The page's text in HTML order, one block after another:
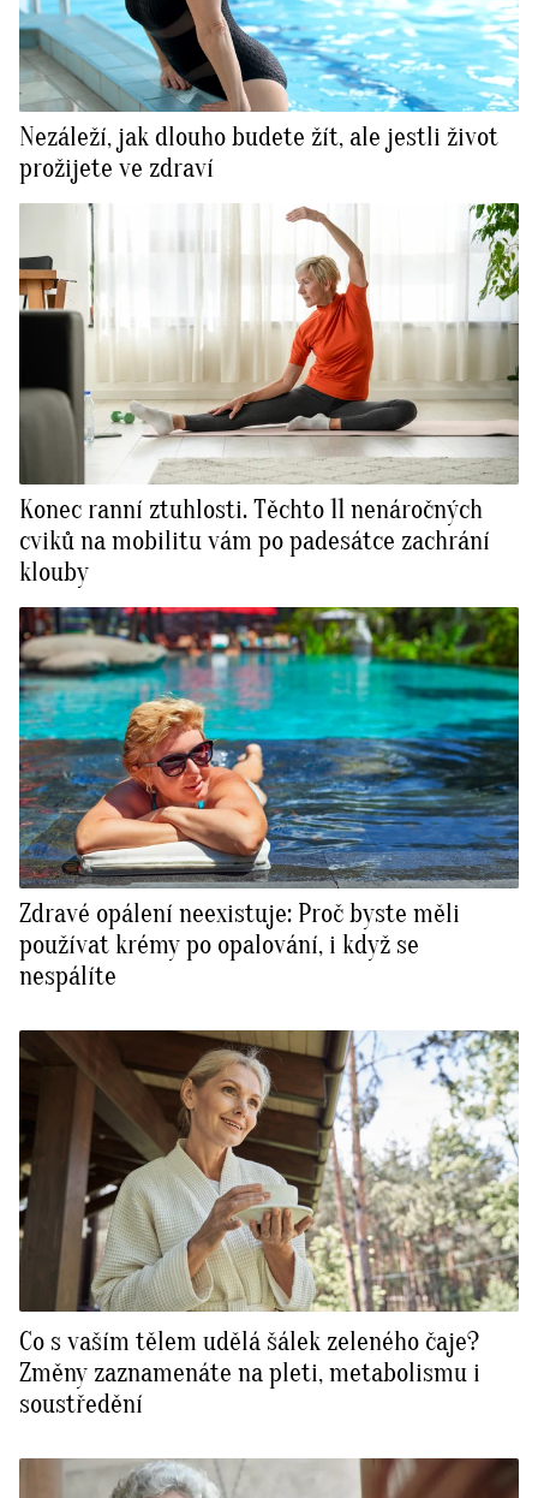
Nezáleží, jak dlouho budete žít, ale jestli život
prožijete ve zdraví
Konec ranní ztuhlosti. Těchto 11 nenáročných
cviků na mobilitu vám po padesátce zachrání
klouby
Zdravé opálení neexistuje: Proč byste měli
používat krémy po opalování, i když se
nespálíte
Co s vaším tělem udělá šálek zeleného čaje?
Změny zaznamenáte na pleti, metabolismu i
soustředění